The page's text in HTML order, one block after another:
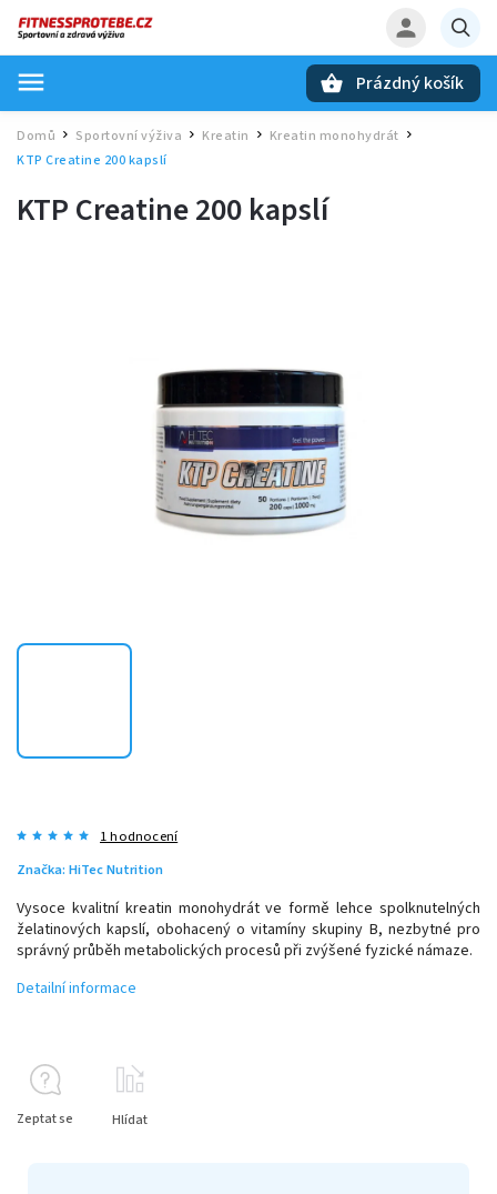
Prázdný košík
Domů / Sportovní výživa / Kreatin Kreatin monohydrát
KTP Creatine 200 kapslí
KTP Creatine 200 kapslí
1 hodnocení
Značka: HiTec Nutrition
Vysoce kvalitní kreatin monohydrát ve formě lehce spolknutelných
želatinových kapslí, obohacený o vitamíny skupiny B, nezbytné pro
správný průběh metabolických procesů při zvýšené fyzické námaze.
Detailní informace
Zeptat se Hlídat